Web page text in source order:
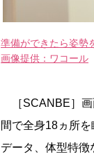
準備ができたら姿勢
画像提供：ワコール
［SCANBE］画
間で全身18ヵ所
データ、体型特徴